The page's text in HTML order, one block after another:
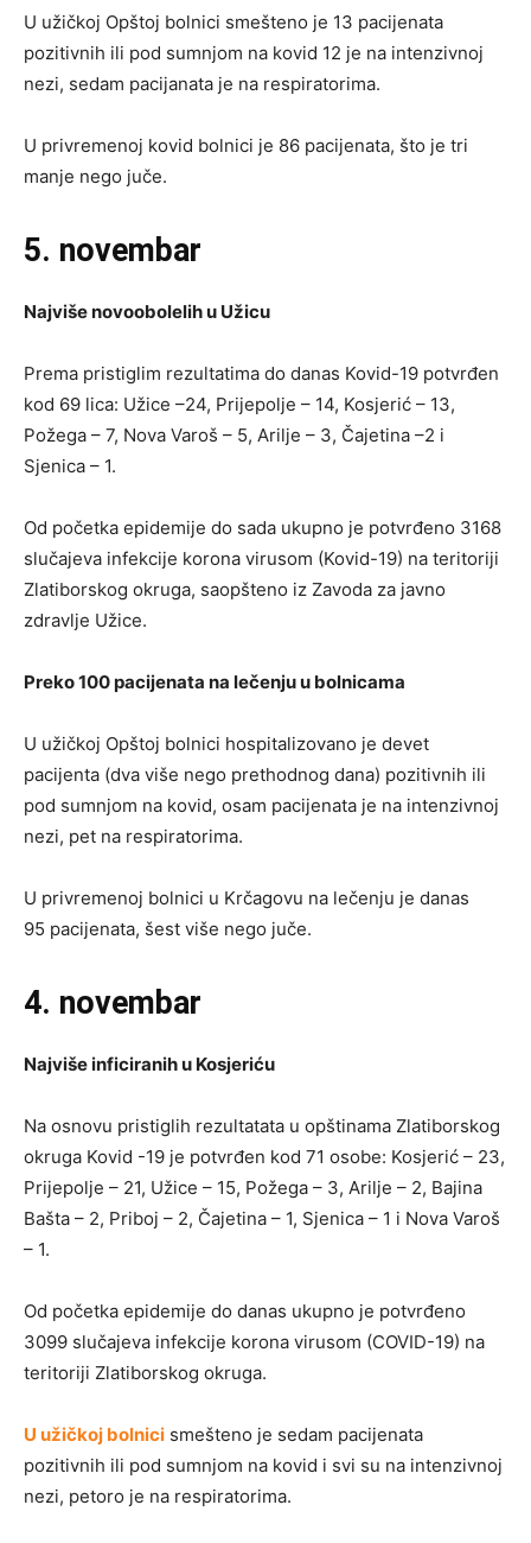
U užičkoj Opštoj bolnici smešteno je 13 pacijenata
pozitivnih ili pod sumnjom na kovid 12 je na intenzivnoj
nezi, sedam pacijanata je na respiratorima.
U privremenoj kovid bolnici je 86 pacijenata, što je tri
manje nego juče.
5. novembar
Najviše novoobolelih u Užicu
Prema pristiglim rezultatima do danas Kovid-19 potvrđen
kod 69 lica: Užice –24, Prijepolje – 14, Kosjerić – 13,
Požega – 7, Nova Varoš – 5, Arilje – 3, Čajetina –2 i
Sjenica – 1.
Od početka epidemije do sada ukupno je potvrđeno 3168
slučajeva infekcije korona virusom (Kovid-19) na teritoriji
Zlatiborskog okruga, saopšteno iz Zavoda za javno
zdravlje Užice.
Preko 100 pacijenata na lečenju u bolnicama
U užičkoj Opštoj bolnici hospitalizovano je devet
pacijenta (dva više nego prethodnog dana) pozitivnih ili
pod sumnjom na kovid, osam pacijenata je na intenzivnoj
nezi, pet na respiratorima.
U privremenoj bolnici u Krčagovu na lečenju je danas
95 pacijenata, šest više nego juče.
4. novembar
Najviše inficiranih u Kosjeriću
Na osnovu pristiglih rezultatata u opštinama Zlatiborskog
okruga Kovid -19 je potvrđen kod 71 osobe: Kosjerić – 23,
Prijepolje – 21, Užice – 15, Požega – 3, Arilje – 2, Bajina
Bašta – 2, Priboj – 2, Čajetina – 1, Sjenica – 1 i Nova Varoš
– 1.
Od početka epidemije do danas ukupno je potvrđeno
3099 slučajeva infekcije korona virusom (COVID-19) na
teritoriji Zlatiborskog okruga.
U užičkoj bolnici smešteno je sedam pacijenata
pozitivnih ili pod sumnjom na kovid i svi su na intenzivnoj
nezi, petoro je na respiratorima.